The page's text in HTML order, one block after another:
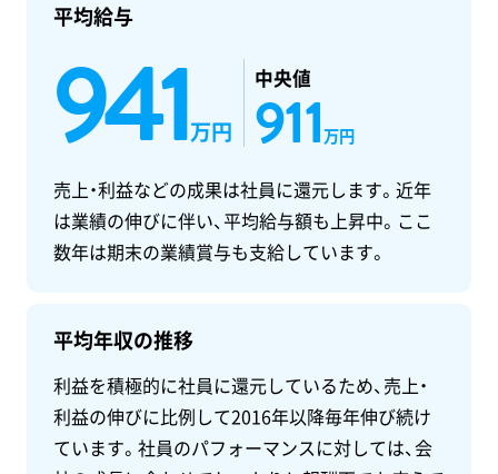
平均給与
941万円
中央値
911万円
売上・利益などの成果は社員に還元します。近年
は業績の伸びに伴い、平均給与額も上昇中。ここ
数年は期末の業績賞与も支給しています。
平均年収の推移
利益を積極的に社員に還元しているため、売上・
利益の伸びに比例して2016年以降毎年伸び続け
ています。社員のパフォーマンスに対しては、会